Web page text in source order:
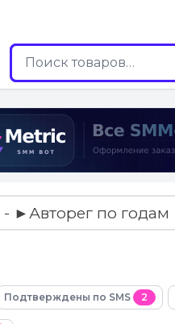
►Авторег по годам
Подтверждены по SMS 2